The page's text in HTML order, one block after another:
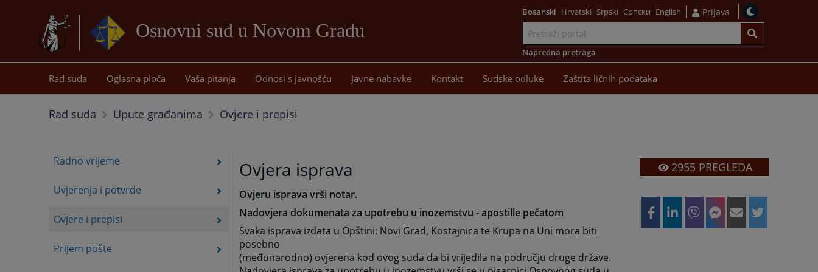
Osnovni sud u Novom Gradu
sadržaj
Bosanski Hrvatski Srpski Српски English Prijava
Napredna pretraga
Rad suda Oglasna ploča Vaša pitanja Odnosi s javnošću Javne nabavke Kontakt Sudske odluke Zaštita ličnih podataka
Rad suda Upute građanima Ovjere i prepisi
Radno vrijeme
Uvjerenja i potvrde
Ovjere i prepisi
Prijem pošte
Ovjera isprava
Ovjeru isprava vrši notar.
Nadovjera dokumenata za upotrebu u inozemstvu - apostille pečatom
Svaka isprava izdata u Opštini: Novi Grad, Kostajnica te Krupa na Uni mora biti
posebno
(međunarodno) ovjerena kod ovog suda da bi vrijedila na području druge države.
2955PREGLEDA